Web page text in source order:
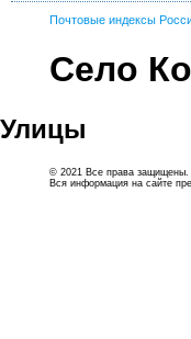
Почтовые индексы
Село
Улицы
© 2021 Все права защищены.
Вся информация на сайте